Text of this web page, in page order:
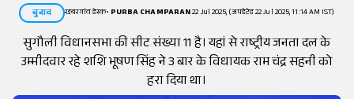
चुनाव खबरगांव डेस्क• PURBA CHAMPARAN22 Jul 2025, (अपडेटेड 22 Jul 2025, 11:14 AM IST)
सुगौली विधानसभा की सीट संख्या 11 है। यहां से राष्ट्रीय जनता दल के
उम्मीदवार रहे शशि भूषण सिंह ने 3 बार के विधायक राम चंद्र सहनी को
हरा दिया था।